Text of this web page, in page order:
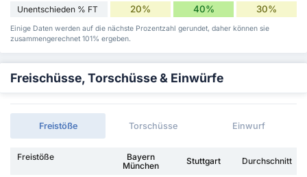
Unentschieden % FT 20% 40% 30%
Einige Daten werden auf die nächste Prozentzahl gerundet, daher können sie
zusammengerechnet 101% ergeben.
Freischüsse, Torschüsse & Einwürfe
Freistöße Torschüsse Einwurf
Freistöße
Bayern
München
Stuttgart Durchschnitt